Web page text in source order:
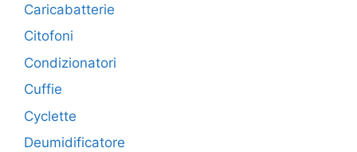
Caricabatterie
Citofoni
Condizionatori
Cuffie
Cyclette
Deumidificatore